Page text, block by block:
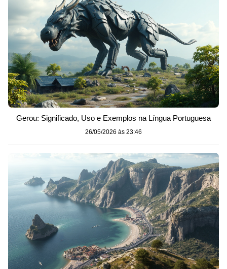
Gerou: Significado, Uso e Exemplos na Língua Portuguesa
26/05/2026 às 23:46